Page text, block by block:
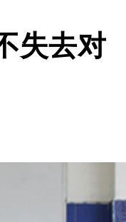
失去对